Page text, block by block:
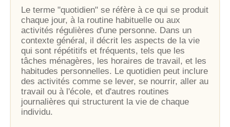
Le terme "quotidien" se réfère à ce qui se produit
chaque jour, à la routine habituelle ou aux
activités régulières d'une personne. Dans un
contexte général, il décrit les aspects de la vie
qui sont répétitifs et fréquents, tels que les
tâches ménagères, les horaires de travail, et les
habitudes personnelles. Le quotidien peut inclure
des activités comme se lever, se nourrir, aller au
travail ou à l'école, et d'autres routines
journalières qui structurent la vie de chaque
individu.